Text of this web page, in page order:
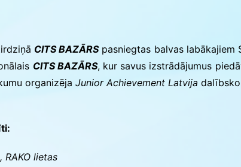
CITS BAZĀRSpasniegtas balvas labākajiem
CITS BAZĀRS, kur savus izstrādājumus
organizēja Junior Achievement Latvija
RAKO lietas